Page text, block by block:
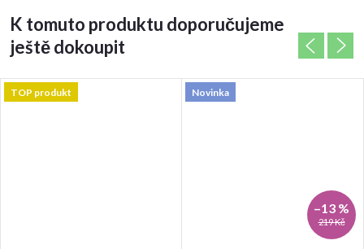
K tomuto produktu doporučujeme
ještě dokoupit
TOP produkt Novinka
219 Kč
–13 %